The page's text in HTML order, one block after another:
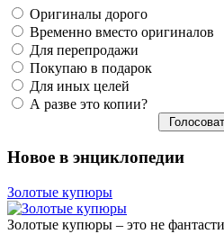
Оригиналы дорого
Временно вместо оригиналов
Для перепродажи
Покупаю в подарок
Для иных целей
А разве это копии?
Новое в энциклопедии
Золотые купюры
Золотые купюры – это не